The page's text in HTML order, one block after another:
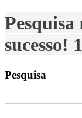
Pesquisa
sucesso!
Pesquisa